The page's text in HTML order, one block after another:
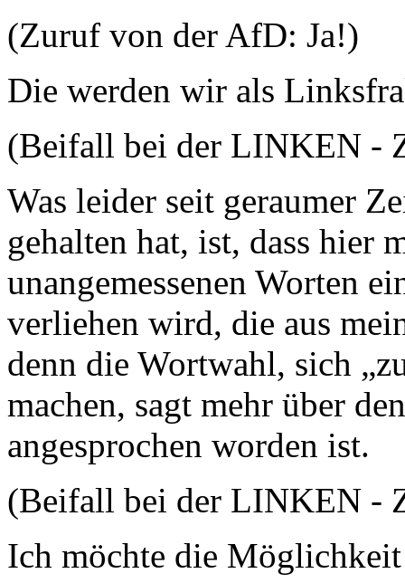
(Zuruf von der AfD: Ja!)
Die werden wir als
(Beifall bei der LINKEN -
Was leider seit geraumer
gehalten hat, ist, dass hier
unangemessenen Worten
verliehen wird, die aus
denn die Wortwahl, sich
machen, sagt mehr über
angesprochen worden ist.
(Beifall bei der LINKEN -
Ich möchte die